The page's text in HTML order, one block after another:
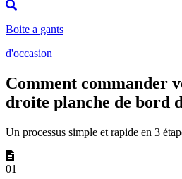
Boite a gants
d'occasion
Comment commander
droite planche de bord
Un processus simple et rapide en 3
01